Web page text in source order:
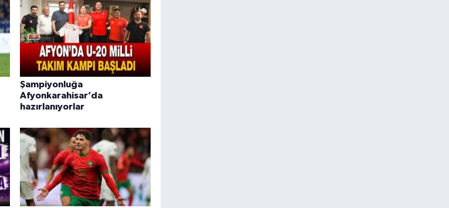
Şampiyonluğa
Afyonkarahisar’da
hazırlanıyorlar